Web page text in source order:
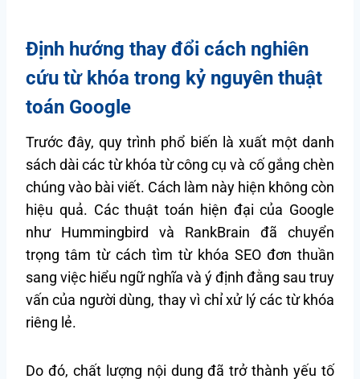
Định hướng thay đổi cách nghiên
cứu từ khóa trong kỷ nguyên thuật
toán Google
Trước đây, quy trình phổ biến là xuất một danh
sách dài các từ khóa từ công cụ và cố gắng chèn
chúng vào bài viết. Cách làm này hiện không còn
hiệu quả. Các thuật toán hiện đại của Google
như Hummingbird và RankBrain đã chuyển
trọng tâm từ cách tìm từ khóa SEO đơn thuần
sang việc hiểu ngữ nghĩa và ý định đằng sau truy
vấn của người dùng, thay vì chỉ xử lý các từ khóa
riêng lẻ.
Do đó, chất lượng nội dung đã trở thành yếu tố